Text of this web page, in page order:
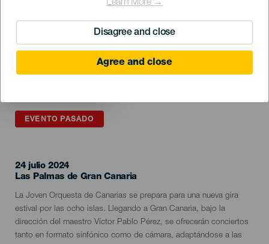
Learn More →
Disagree and close
Agree and close
EVENTO PASADO
24 julio 2024
Localidad
Las Palmas de Gran Canaria
Descripción
del
evento
La Joven Orquesta de Canarias se prepara para una nueva gira
estival por las ocho islas. Llegando a Gran Canaria, bajo la
dirección del maestro Víctor Pablo Pérez, se ofrecerán conciertos
tanto en formato sinfónico como de cámara, adaptándose a las